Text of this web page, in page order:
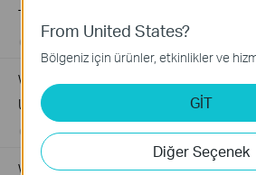
TP-Link Switches
Why Are the Ethernet LED Indicators
Unmanaged Switch?
07-17-2026 415708views
What Can I Do If My PC Is Not
From United States?
Bölgeniz için ürünler, etkinlikler ve
GİT
Diğer Seçenek